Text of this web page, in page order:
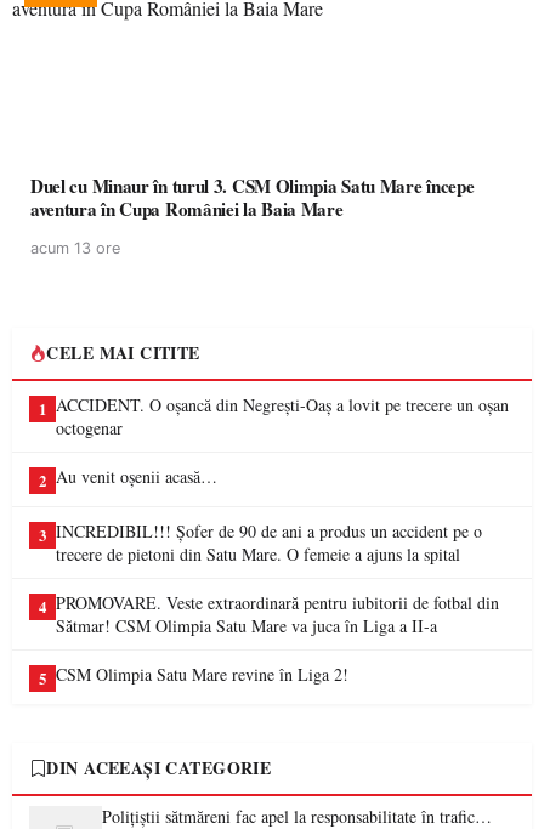
Duel cu Minaur în turul 3. CSM Olimpia Satu Mare începe
aventura în Cupa României la Baia Mare
acum 13 ore
CELE MAI CITITE
1 ACCIDENT. O oșancă din Negrești-Oaș a lovit pe trecere un oșan
octogenar
2 Au venit oșenii acasă…
3 INCREDIBIL!!! Șofer de 90 de ani a produs un accident pe o
trecere de pietoni din Satu Mare. O femeie a ajuns la spital
4 PROMOVARE. Veste extraordinară pentru iubitorii de fotbal din
Sătmar! CSM Olimpia Satu Mare va juca în Liga a II-a
5 CSM Olimpia Satu Mare revine în Liga 2!
DIN ACEEAȘI CATEGORIE
Polițiștii sătmăreni fac apel la responsabilitate în trafic…